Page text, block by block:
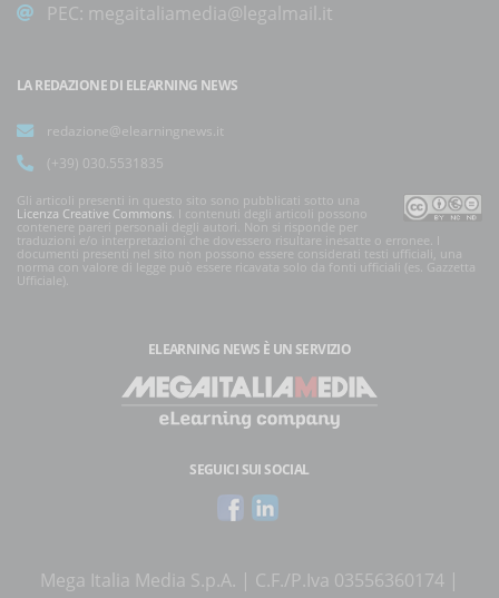
PEC: megaitaliamedia@legalmail.it
LA REDAZIONE DI ELEARNING NEWS
redazione@elearningnews.it
(+39) 030.5531835
Gli articoli presenti in questo sito sono pubblicati sotto una
Licenza Creative Commons. I contenuti degli articoli possono
contenere pareri personali degli autori. Non si risponde per
traduzioni e/o interpretazioni che dovessero risultare inesatte o erronee. I
documenti presenti nel sito non possono essere considerati testi ufficiali, una
norma con valore di legge può essere ricavata solo da fonti ufficiali (es. Gazzetta
Ufficiale).
ELEARNING NEWS È UN SERVIZIO
SEGUICI SUI SOCIAL
Mega Italia Media S.p.A. | C.F./P.Iva 03556360174 |